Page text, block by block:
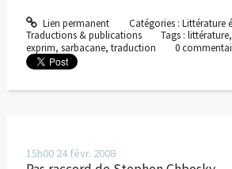
Lien permanent Catégories : Littérature
Traductions & publications
Tags :littérature
exprim, sarbacane, traduction 0
15h00 24 févr. 2008